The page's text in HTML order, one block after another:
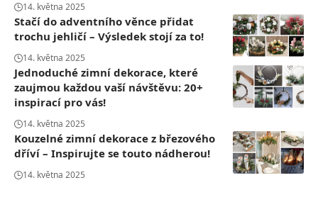
14. května 2025
Stačí do adventního věnce přidat
trochu jehličí – Výsledek stojí za to!
14. května 2025
Jednoduché zimní dekorace, které
zaujmou každou vaší návštěvu: 20+
inspirací pro vás!
14. května 2025
Kouzelné zimní dekorace z březového
dříví – Inspirujte se touto nádherou!
14. května 2025